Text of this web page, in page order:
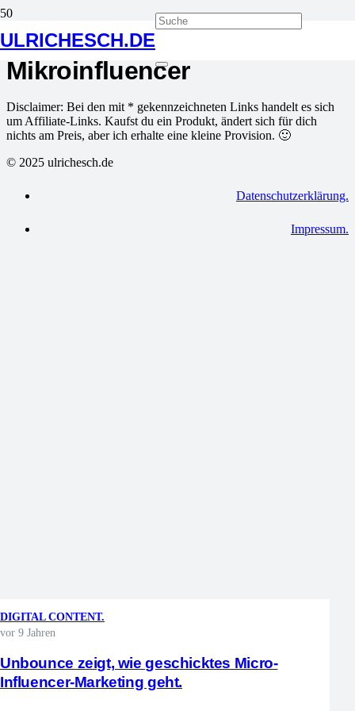
ULRICHESCH.DE
Mikroinfluencer
DIGITAL CONTENT.
vor 9 Jahren
Unbounce zeigt, wie geschicktes Micro-
Influencer-Marketing geht.
Disclaimer: Bei den mit * gekennzeichneten Links handelt es sich
um Affiliate-Links. Kaufst du ein Produkt, ändert sich für dich
nichts am Preis, aber ich erhalte eine kleine Provision. 🙂
© 2025 ulrichesch.de
Datenschutzerklärung.
Impressum.